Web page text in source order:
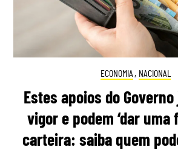
ECONOMIA , NACIONAL
Estes apoios do
vigor e podem ‘dar uma
carteira: saiba quem